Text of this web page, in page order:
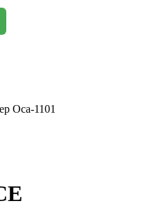
Оса-1101